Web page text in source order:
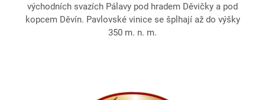
východních svazích Pálavy pod hradem Děvičky a pod
kopcem Děvín. Pavlovské vinice se šplhají až do výšky
350 m. n. m.